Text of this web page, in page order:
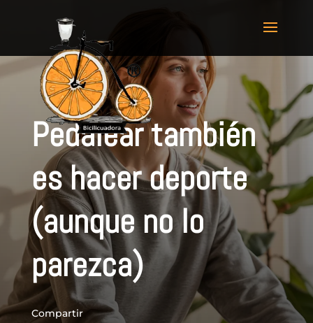
Pedalear también
es hacer deporte
(aunque no lo
parezca)
Compartir